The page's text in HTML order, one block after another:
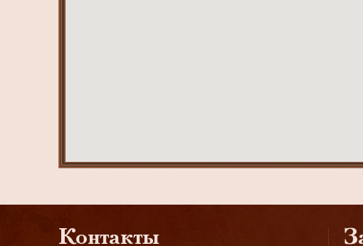
Контакты